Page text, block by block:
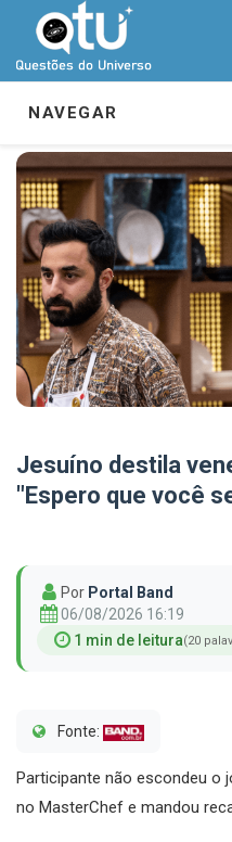
NAVEGAR
Jesuíno destila
"Espero que você
Por Portal Band
06/08/2026 16:19
1 min de leitura(20
Fonte:
Participante não escondeu o
no MasterChef e mandou